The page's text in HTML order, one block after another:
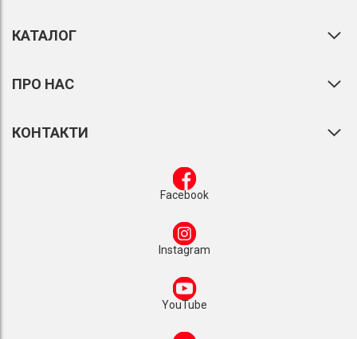
КАТАЛОГ
ПРО НАС
КОНТАКТИ
Facebook
Instagram
YouTube